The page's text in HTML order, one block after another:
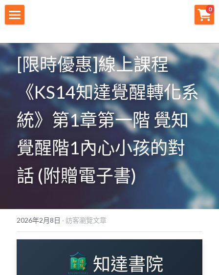
0
財神宗旨
團隊資源
註冊會員
免費下載
最新消息
POWERED BY
[限時優惠]線上課程
《KS14知達覺醒轉化系
統》第1章第一階 覺知
覺醒階1內心小孩的對
話 (附贈電子書)
2026年2月8日 · 訪客瀏覽文章
知達書院
×
所有商品分類